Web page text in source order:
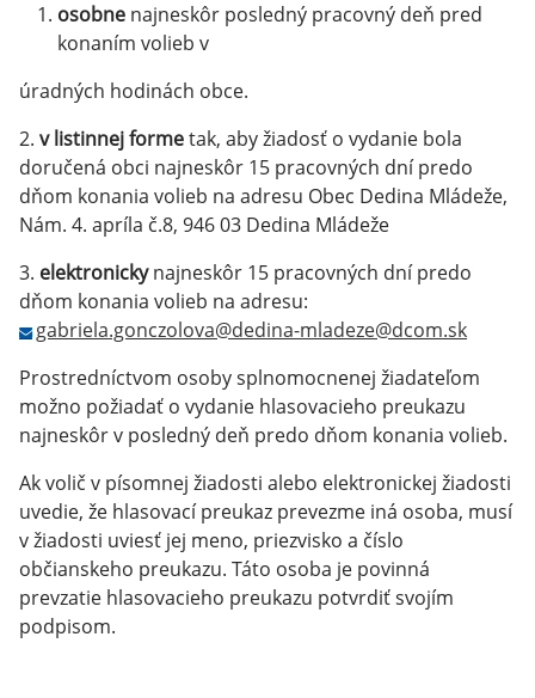
osobne najneskôr posledný pracovný deň pred
konaním volieb v
úradných hodinách obce.
2. v listinnej formetak, aby žiadosť o vydanie bola
doručená obci najneskôr 15 pracovných dní predo
dňom konania volieb na adresu Obec Dedina Mládeže,
Nám. 4. apríla č.8, 946 03 Dedina Mládeže
3. elektronickynajneskôr 15 pracovných dní predo
dňom konania volieb na adresu:
gabriela.gonczolova@dedina-mladeze@dcom.sk
Prostredníctvom osoby splnomocnenej žiadateľom
možno požiadať o vydanie hlasovacieho preukazu
najneskôr v posledný deň predo dňom konania volieb.
Ak volič v písomnej žiadosti alebo elektronickej žiadosti
uvedie, že hlasovací preukaz prevezme iná osoba, musí
v žiadosti uviesť jej meno, priezvisko a číslo
občianskeho preukazu. Táto osoba je povinná
prevzatie hlasovacieho preukazu potvrdiť svojím
podpisom.